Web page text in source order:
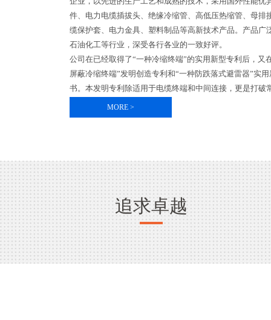
件、电力电缆插拔头、绝缘冷缩管、高低压热缩管、母
缆保护套、电力金具、塑料制品等高新技术产品。产品
石油化工等行业，深受各行各业的一致好评。
公司在已经取得了“一种冷缩终端”的实用新型专利后，
屏蔽冷缩终端”发明创造专利和“一种防跌落式避雷器”实
书。本发明专利除适用于电缆终端和中间连接，更是打
MORE >
追求卓越